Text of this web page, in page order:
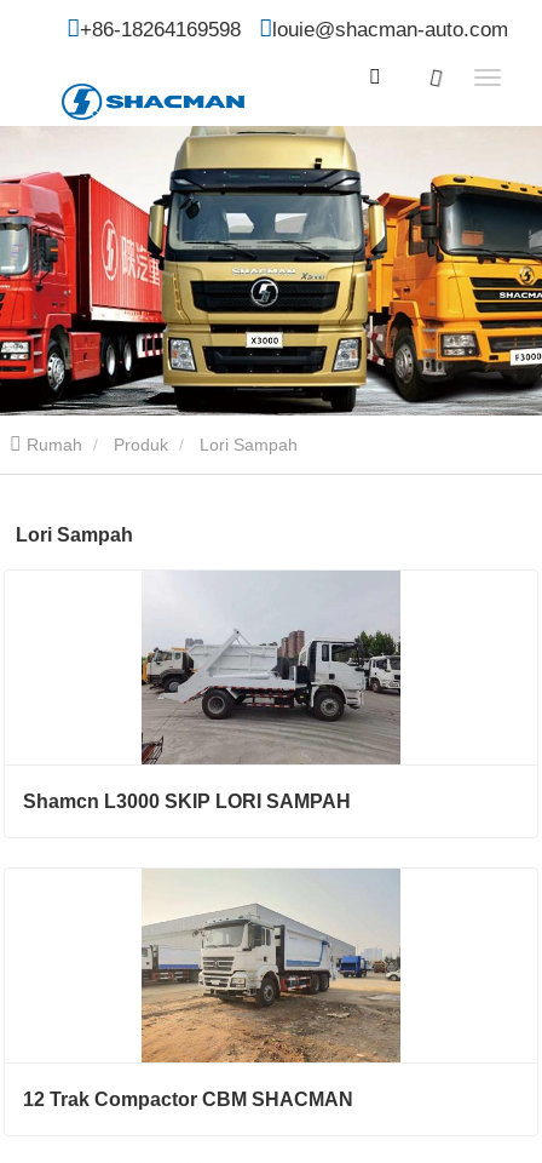
+86-18264169598 louie@shacman-auto.com
Rumah Produk Lori Sampah
Lori Sampah
Shamcn L3000 SKIP LORI SAMPAH
12 Trak Compactor CBM SHACMAN